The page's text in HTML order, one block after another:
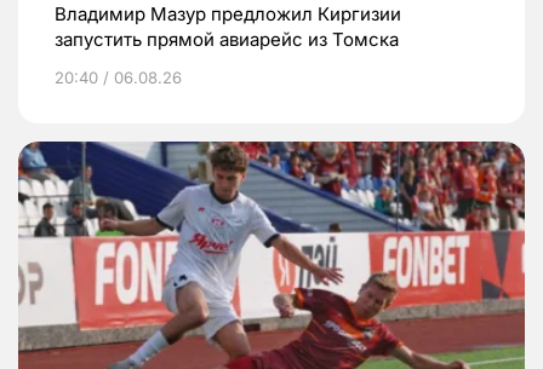
Владимир Мазур предложил Киргизии
запустить прямой авиарейс из Томска
20:40 / 06.08.26